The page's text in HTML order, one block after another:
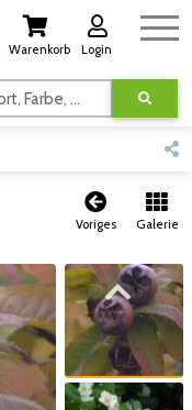
Warenkorb Login
Suchen nach Kategorie, Name, Stichwort, Farbe, usw.
Voriges Galerie
Zum vorigen Bild